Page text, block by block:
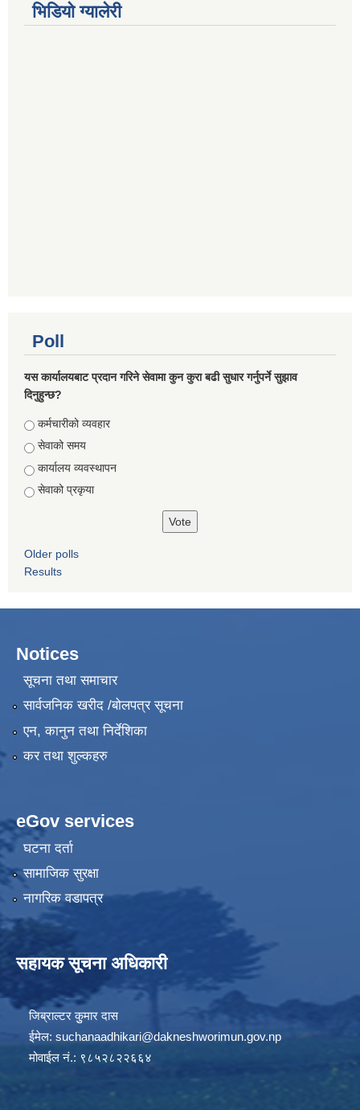
भिडियाे ग्यालेरी
Poll
यस कार्यालयबाट प्रदान गरिने सेवामा कुन कुरा बढी सुधार गर्नुपर्ने सुझाव
दिनुहुन्छ?
Choices
कर्मचारीको व्यवहार
सेवाको समय
कार्यालय व्यवस्थापन
सेवाको प्रकृया
Older polls
Results
Notices
सूचना तथा समाचार
सार्वजनिक खरीद /बोलपत्र सूचना
एन, कानुन तथा निर्देशिका
कर तथा शुल्कहरु
eGov services
घटना दर्ता
सामाजिक सुरक्षा
नागरिक वडापत्र
सहायक सूचना अधिकारी
जिब्राल्टर कुुमार दास
ईमेल: suchanaadhikari@dakneshworimun.gov.np
मोवाईल नं.: ९८५२८२२६६४